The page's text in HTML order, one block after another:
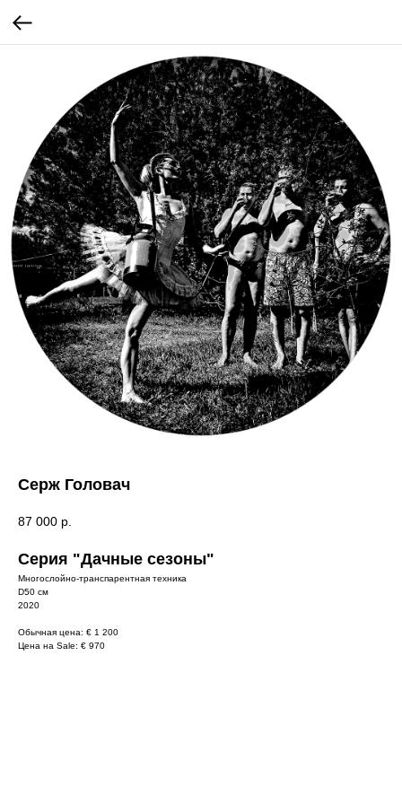
Серж Головач
87 000 р.
Серия "Дачные сезоны"
Многослойно-транспарентная техника
D50 см
2020
Обычная цена: € 1 200
Цена на Sale: € 970